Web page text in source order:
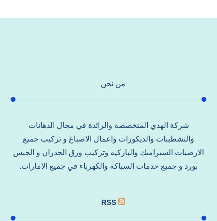
من نحن
شركة الهدي المتخصصة والرائدة في مجال الدهانات
والتشطيبات والديكورات واعمال الاصباغ و تركيب جميع
الارضيات السيراميك والباركيه وتركيب ورق الجدران و الجبس
بورد و جميع خدمات السباكة والكهرباء في جميع الامارات.
RSS